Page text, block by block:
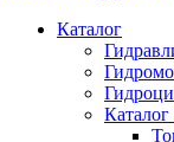
Каталог
Каталог